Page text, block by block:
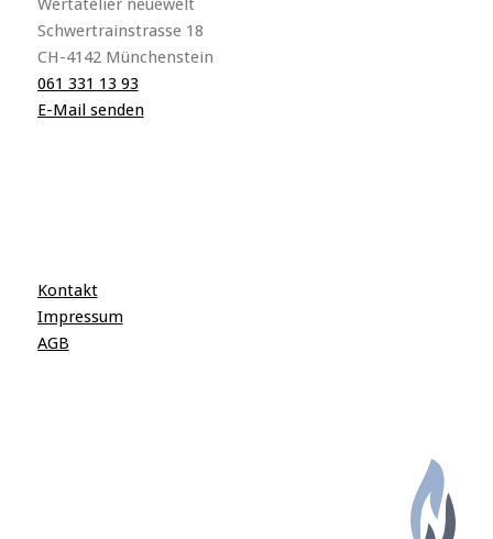
Wertatelier neuewelt
Schwertrainstrasse 18
CH-4142 Münchenstein
061 331 13 93
E-Mail senden
Kontakt
Impressum
AGB